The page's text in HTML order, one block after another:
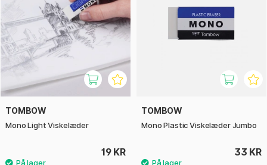
TOMBOW
Mono Light Viskelæder
19 KR
TOMBOW
Mono Plastic Viskelæder Jumbo
33 KR